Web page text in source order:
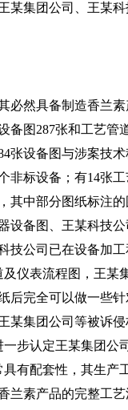
集团公司、王某
然具备制造香兰
图287张和工艺管
张设备图与涉案技
标设备；有14张
中部分图纸标注
备图、王某科技
公司已在设备加
仪表流程图，王某
完全可以做一些
集团公司等被诉
步认定王某集团公
有配套性，其生产
素产品的完整工